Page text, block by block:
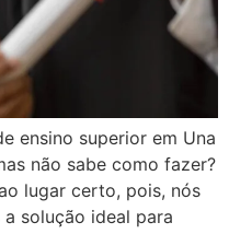
ensino superior em Una
não sabe como fazer?
lugar certo, pois, nós
solução ideal para